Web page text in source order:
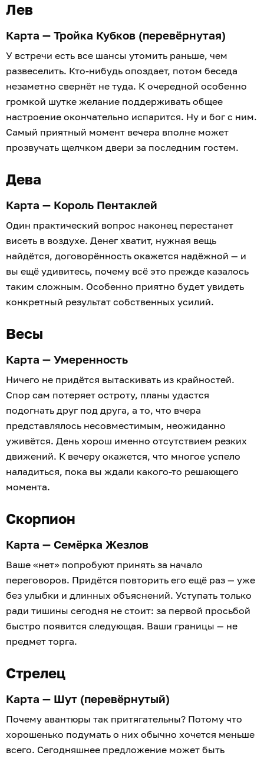
Лев
Карта — Тройка Кубков (перевёрнутая)
У встречи есть все шансы утомить раньше, чем
развеселить. Кто-нибудь опоздает, потом беседа
незаметно свернёт не туда. К очередной особенно
громкой шутке желание поддерживать общее
настроение окончательно испарится. Ну и бог с ним.
Самый приятный момент вечера вполне может
прозвучать щелчком двери за последним гостем.
Дева
Карта — Король Пентаклей
Один практический вопрос наконец перестанет
висеть в воздухе. Денег хватит, нужная вещь
найдётся, договорённость окажется надёжной — и
вы ещё удивитесь, почему всё это прежде казалось
таким сложным. Особенно приятно будет увидеть
конкретный результат собственных усилий.
Весы
Карта — Умеренность
Ничего не придётся вытаскивать из крайностей.
Спор сам потеряет остроту, планы удастся
подогнать друг под друга, а то, что вчера
представлялось несовместимым, неожиданно
уживётся. День хорош именно отсутствием резких
движений. К вечеру окажется, что многое успело
наладиться, пока вы ждали какого-то решающего
момента.
Скорпион
Карта — Семёрка Жезлов
Ваше «нет» попробуют принять за начало
переговоров. Придётся повторить его ещё раз — уже
без улыбки и длинных объяснений. Уступать только
ради тишины сегодня не стоит: за первой просьбой
быстро появится следующая. Ваши границы — не
предмет торга.
Стрелец
Карта — Шут (перевёрнутый)
Почему авантюры так притягательны? Потому что
хорошенько подумать о них обычно хочется меньше
всего. Сегодняшнее предложение может быть